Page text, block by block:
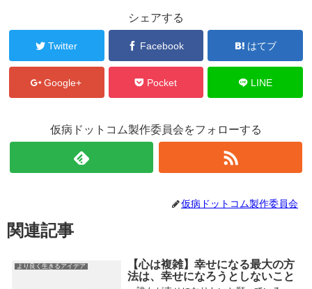
シェアする
Twitter Facebook はてブ
Google+ Pocket LINE
仮病ドットコム製作委員会をフォローする
仮病ドットコム製作委員会
関連記事
より良く生きるアイデア
【心は複雑】幸せになる最大の方
法は、幸せになろうとしないこと